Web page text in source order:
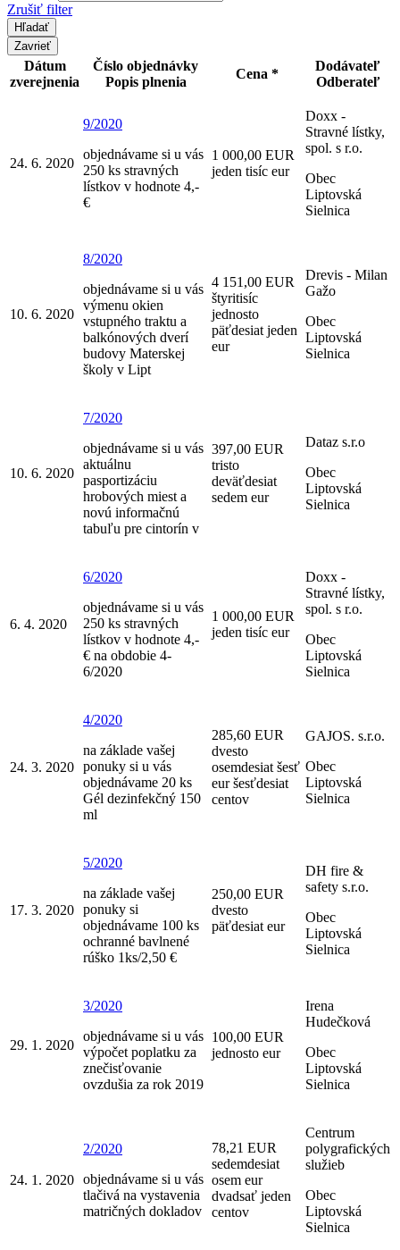
Zrušiť filter
Zavrieť
Dátum
zverejnenia
Číslo objednávky
Popis plnenia
Cena *
Dodávateľ
Odberateľ
24. 6. 2020
9/2020
objednávame si u vás
250 ks stravných
lístkov v hodnote 4,-
€
1 000,00 EUR
jeden tisíc eur
Doxx -
Stravné lístky,
spol. s r.o.
Obec
Liptovská
Sielnica
10. 6. 2020
8/2020
objednávame si u vás
výmenu okien
vstupného traktu a
balkónových dverí
budovy Materskej
školy v Lipt
4 151,00 EUR
štyritisíc
jednosto
päťdesiat jeden
eur
Drevis - Milan
Gažo
Obec
Liptovská
Sielnica
10. 6. 2020
7/2020
objednávame si u vás
aktuálnu
pasportizáciu
hrobových miest a
novú informačnú
tabuľu pre cintorín v
397,00 EUR
tristo
deväťdesiat
sedem eur
Dataz s.r.o
Obec
Liptovská
Sielnica
6. 4. 2020
6/2020
objednávame si u vás
250 ks stravných
lístkov v hodnote 4,-
€ na obdobie 4-
6/2020
1 000,00 EUR
jeden tisíc eur
Doxx -
Stravné lístky,
spol. s r.o.
Obec
Liptovská
Sielnica
24. 3. 2020
4/2020
na základe vašej
ponuky si u vás
objednávame 20 ks
Gél dezinfekčný 150
ml
285,60 EUR
dvesto
osemdesiat šesť
eur šesťdesiat
centov
GAJOS. s.r.o.
Obec
Liptovská
Sielnica
17. 3. 2020
5/2020
na základe vašej
ponuky si
objednávame 100 ks
ochranné bavlnené
rúško 1ks/2,50 €
250,00 EUR
dvesto
päťdesiat eur
DH fire &
safety s.r.o.
Obec
Liptovská
Sielnica
29. 1. 2020
3/2020
objednávame si u vás
výpočet poplatku za
znečisťovanie
ovzdušia za rok 2019
100,00 EUR
jednosto eur
Irena
Hudečková
Obec
Liptovská
Sielnica
24. 1. 2020
2/2020
objednávame si u vás
tlačivá na vystavenia
matričných dokladov
78,21 EUR
sedemdesiat
osem eur
dvadsať jeden
centov
Centrum
polygrafických
služieb
Obec
Liptovská
Sielnica